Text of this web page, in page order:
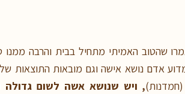
שהטוב האמיתי מתחיל בבית והרבה ממנו
אדם נושא אישה וגם מובאות התוצאות
(חמדנות), ויש שנושא אשה לשום גדולה